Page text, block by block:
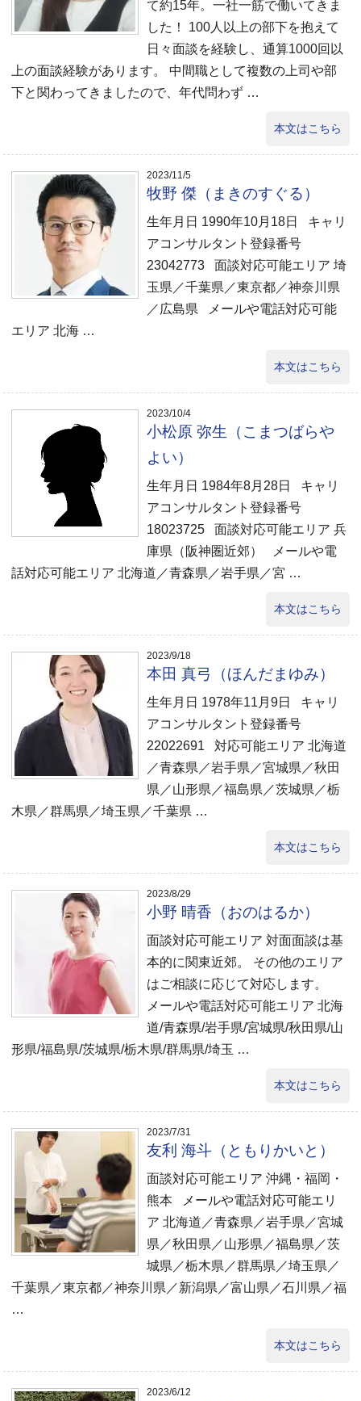
て約15年。一社一筋で働いてきま
した！ 100人以上の部下を抱えて
日々面談を経験し、通算1000回以
上の面談経験があります。 中間職として複数の上司や部
下と関わってきましたので、年代問わず …
本文はこちら
2023/11/5
牧野 傑（まきのすぐる）
生年月日 1990年10月18日 キャリ
アコンサルタント登録番号
23042773 面談対応可能エリア 埼
玉県／千葉県／東京都／神奈川県
／広島県 メールや電話対応可能
エリア 北海 …
本文はこちら
2023/10/4
小松原 弥生（こまつばらや
よい）
生年月日 1984年8月28日 キャリ
アコンサルタント登録番号
18023725 面談対応可能エリア 兵
庫県（阪神圏近郊） メールや電
話対応可能エリア 北海道／青森県／岩手県／宮 …
本文はこちら
2023/9/18
本田 真弓（ほんだまゆみ）
生年月日 1978年11月9日 キャリ
アコンサルタント登録番号
22022691 対応可能エリア 北海道
／青森県／岩手県／宮城県／秋田
県／山形県／福島県／茨城県／栃
木県／群馬県／埼玉県／千葉県 …
本文はこちら
2023/8/29
小野 晴香（おのはるか）
面談対応可能エリア 対面面談は基
本的に関東近郊。 その他のエリア
はご相談に応じて対応します。
メールや電話対応可能エリア 北海
道/青森県/岩手県/宮城県/秋田県/山
形県/福島県/茨城県/栃木県/群馬県/埼玉 …
本文はこちら
2023/7/31
友利 海斗（ともりかいと）
面談対応可能エリア 沖縄・福岡・
熊本 メールや電話対応可能エリ
ア 北海道／青森県／岩手県／宮城
県／秋田県／山形県／福島県／茨
城県／栃木県／群馬県／埼玉県／
千葉県／東京都／神奈川県／新潟県／富山県／石川県／福
…
本文はこちら
2023/6/12